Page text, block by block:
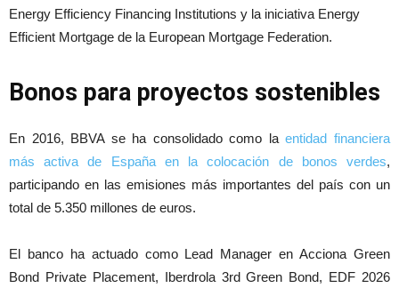
Energy Efficiency Financing Institutions y la iniciativa Energy
Efficient Mortgage de la European Mortgage Federation.
Bonos para proyectos sostenibles
En 2016, BBVA se ha consolidado como laentidad financiera
más activa de España en la colocación de bonos verdes,
participando en las emisiones más importantes del país con un
total de 5.350 millones de euros.
El banco ha actuado como Lead Manager en Acciona Green
Bond Private Placement, Iberdrola 3rd Green Bond, EDF 2026